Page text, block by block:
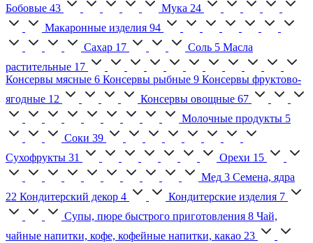
Бобовые 43 Мука 24
Макаронные изделия 94
Сахар 17 Соль 5 Масла
растительные 17
Консервы мясные 6 Консервы рыбные 9 Консервы фруктово-
ягодные 12 Консервы овощные 67
Молочные продукты 5
Соки 39
Сухофрукты 31 Орехи 15
Мед 3 Семена, ядра
22 Кондитерский декор 4 Кондитерские изделия 7
Супы, пюре быстрого приготовления 8 Чай,
чайные напитки, кофе, кофейные напитки, какао 23